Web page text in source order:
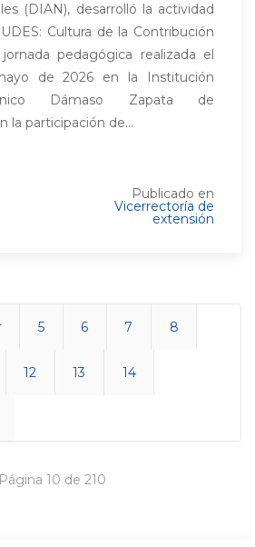
(DIAN), desarrolló la actividad
Cultura de la Contribución
pedagógica realizada el
de 2026 en la Institución
Dámaso Zapata de
la participación de...
Publicado en
Vicerrectoría de
extensión
5 6 7 8
12 13 14
Página 10 de 210